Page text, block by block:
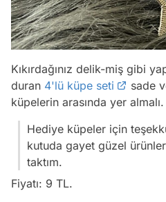
Kıkırdağınız delik-miş gibi
duran 4'lü küpe seti
sade
küpelerin arasında yer almalı.
Hediye küpeler için
kutuda gayet güzel
taktım.
Fiyatı: 9 TL.